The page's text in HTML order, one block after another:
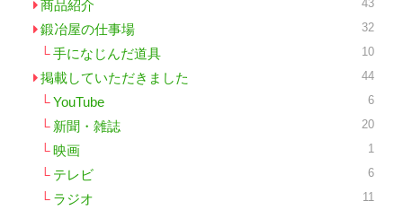
商品紹介 43
鍛冶屋の仕事場 32
手になじんだ道具 10
掲載していただきました 44
YouTube 6
新聞・雑誌 20
映画 1
テレビ 6
ラジオ 11